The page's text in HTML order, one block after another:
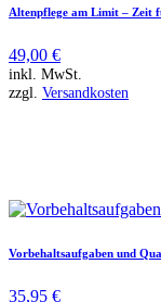
Altenpflege am Limit – Zeit
49,00 €
inkl. MwSt.
zzgl. Versandkosten
Vorbehaltsaufgaben und
35,95 €